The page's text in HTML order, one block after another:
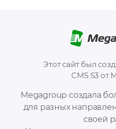
Megagroup создала
для разных
своей
Этот сайт был
CMS S3 от